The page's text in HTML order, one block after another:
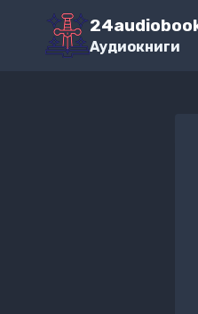
Перейти
содержимомуАудиокниги